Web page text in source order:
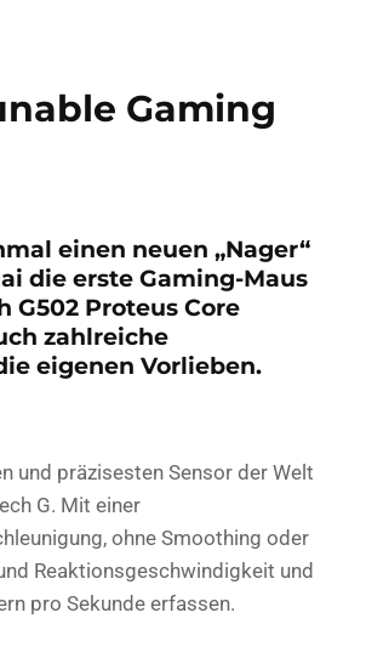
Gaming
einen neuen „Nager“
die erste Gaming-Maus
G502 Proteus Core
zahlreiche
eigenen Vorlieben.
und präzisesten Sensor der Welt
G. Mit einer
ohne Smoothing oder
Reaktionsgeschwindigkeit und
pro Sekunde erfassen.